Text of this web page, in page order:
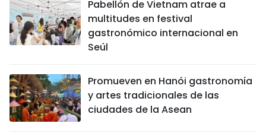
Pabellón de Vietnam atrae a
multitudes en festival
gastronómico internacional en
Seúl
Promueven en Hanói gastronomía
y artes tradicionales de las
ciudades de la Asean